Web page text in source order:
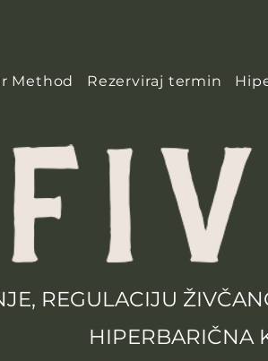
Method Rezerviraj termin
REGULACIJU
HIPERBARIČNA